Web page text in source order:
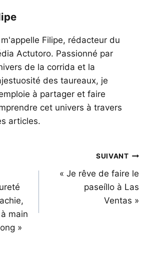
Filipe, rédacteur du
Actutoro. Passionné par
de la corrida et la
des taureaux, je
à partager et faire
cet univers à travers
articles.
main
»
SUIVANT
« Je rêve de faire le
paseíllo à Las
Ventas »